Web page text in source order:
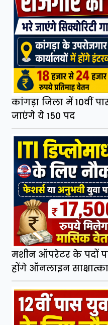
कांगड़ा जिला में 10वीं
जाएंगे ये 150 पद
मशीन ऑपरेटर के पदों पर
होंगे ऑनलाइन